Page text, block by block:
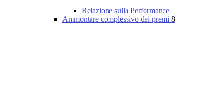
Relazione sulla Performance
Ammontare complessivo dei premi 8